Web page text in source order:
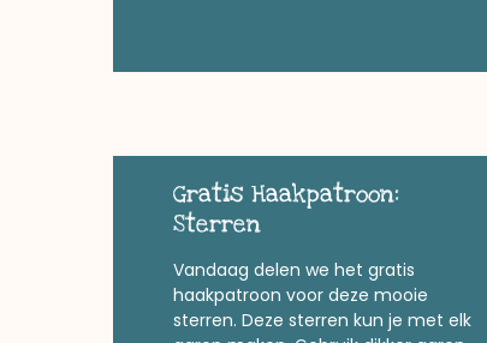
Gratis Haakpatroon:
Sterren
Vandaag delen we het gratis
haakpatroon voor deze mooie
sterren. Deze sterren kun je met elk